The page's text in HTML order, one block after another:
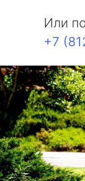
Или
+7